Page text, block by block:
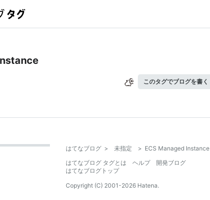
このタグでブログを書く
はてなブログ > 未指定 > ECS Managed Instance
はてなブログ タグとは
ヘルプ
開発ブログ
はてなブログトップ
Copyright (C) 2001-2026 Hatena.